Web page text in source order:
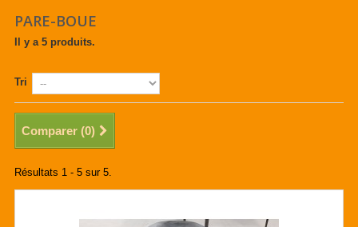
PARE-BOUE
Il y a 5 produits.
Tri
Comparer (0)
Résultats 1 - 5 sur 5.